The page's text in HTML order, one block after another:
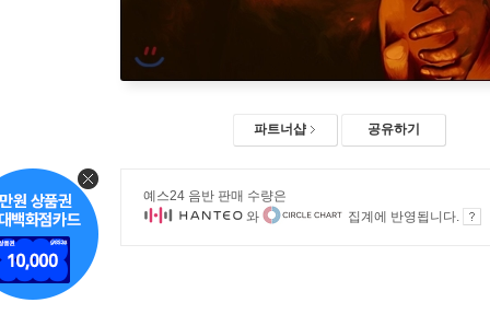
파트너샵 공유하기
예스24 음반 판매 수량은
와
집계에 반영됩니다.